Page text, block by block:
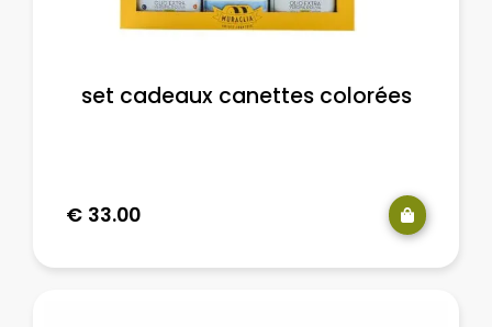
set cadeaux canettes colorées
€ 33.00